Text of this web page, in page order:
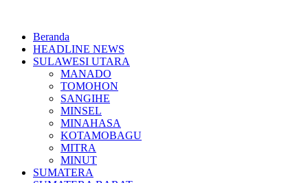
Beranda
HEADLINE NEWS
SULAWESI UTARA
MANADO
TOMOHON
SANGIHE
MINSEL
MINAHASA
KOTAMOBAGU
MITRA
MINUT
SUMATERA